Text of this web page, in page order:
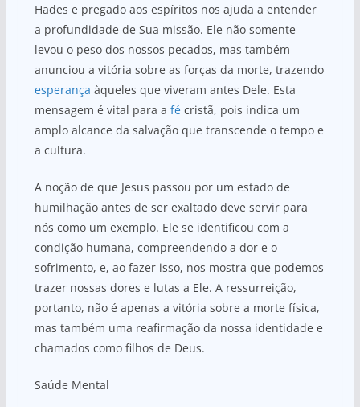
Hades e pregado aos espíritos nos ajuda a entender
a profundidade de Sua missão. Ele não somente
levou o peso dos nossos pecados, mas também
anunciou a vitória sobre as forças da morte, trazendo
esperança àqueles que viveram antes Dele. Esta
mensagem é vital para a fécristã, pois indica um
amplo alcance da salvação que transcende o tempo e
a cultura.
A noção de que Jesus passou por um estado de
humilhação antes de ser exaltado deve servir para
nós como um exemplo. Ele se identificou com a
condição humana, compreendendo a dor e o
sofrimento, e, ao fazer isso, nos mostra que podemos
trazer nossas dores e lutas a Ele. A ressurreição,
portanto, não é apenas a vitória sobre a morte física,
mas também uma reafirmação da nossa identidade e
chamados como filhos de Deus.
Saúde Mental